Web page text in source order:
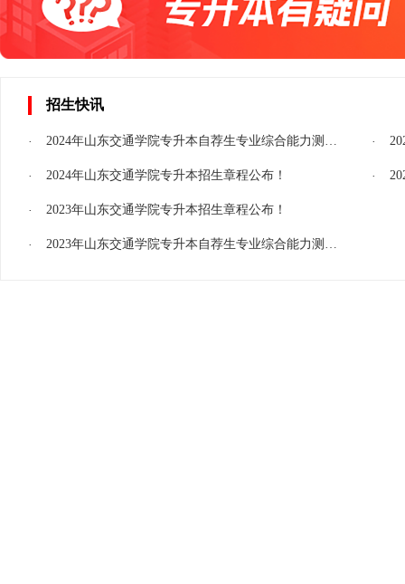
招生快讯
2024年山东交通学院专升本自荐生专业综合能力测试实施方案
2024年山东交通学院专升本招生章程公布！
2023年山东交通学院专升本招生章程公布！
2023年山东交通学院专升本自荐生专业综合能力测试实施方案